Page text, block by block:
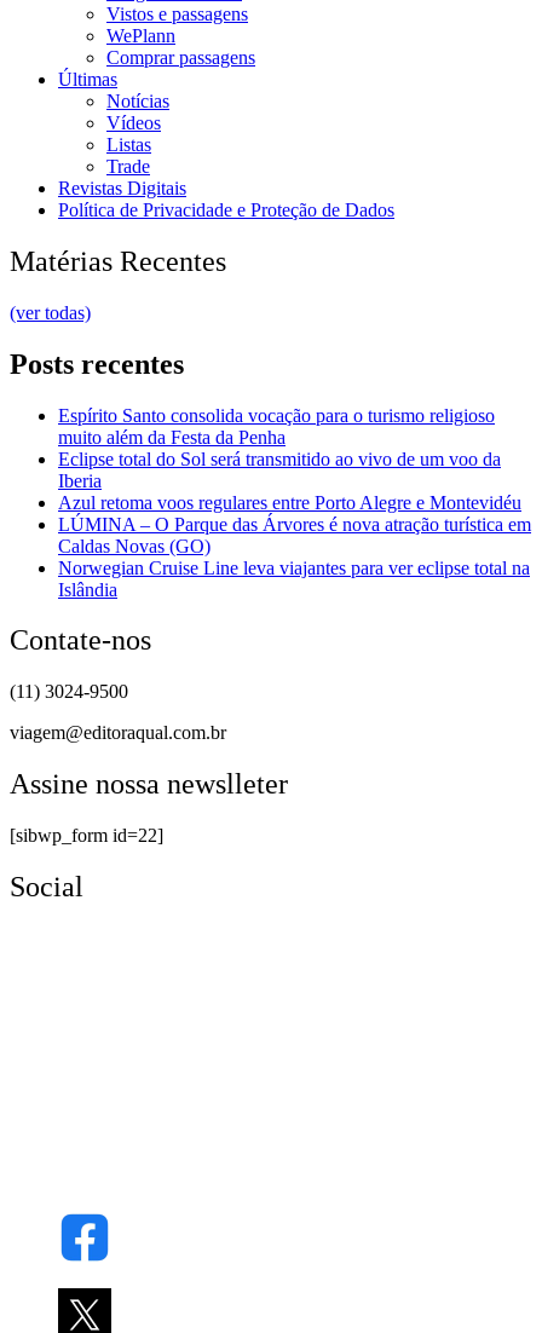
Vistos e passagens
WePlann
Comprar passagens
Últimas
Notícias
Vídeos
Listas
Trade
Revistas Digitais
Política de Privacidade e Proteção de Dados
Matérias Recentes
(ver todas)
Posts recentes
Espírito Santo consolida vocação para o turismo religioso
muito além da Festa da Penha
Eclipse total do Sol será transmitido ao vivo de um voo da
Iberia
Azul retoma voos regulares entre Porto Alegre e Montevidéu
LÚMINA – O Parque das Árvores é nova atração turística em
Caldas Novas (GO)
Norwegian Cruise Line leva viajantes para ver eclipse total na
Islândia
Contate-nos
(11) 3024-9500
viagem@editoraqual.com.br
Assine nossa newslleter
[sibwp_form id=22]
Social